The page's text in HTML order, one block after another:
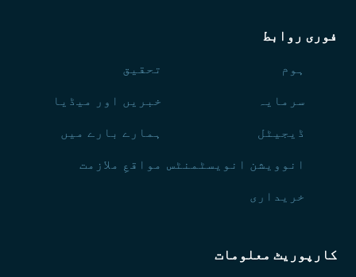
فوری روابط
ہوم
تحقیق
سرمایہ
خبریں اور میڈیا
ڈیجیٹل
ہمارے بارے میں
انوویشن انویسٹمنٹس مواقعِ ملازمت
خریداری
کارپوریٹ معلومات